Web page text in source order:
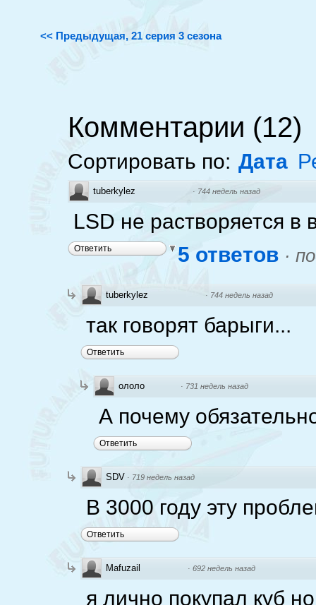
<< Предыдущая, 21 серия 3 сезона
Комментарии (12)
Сортировать по: Дата
tuberkylez · 744 недель назад
LSD не растворяется в
Ответить 5 ответов ·
tuberkylez · 744 недель назад
так говорят барыги...
Ответить
ололо · 731 недель назад
А почему
Ответить
SDV · 719 недель назад
В 3000 году эту
Ответить
Mafuzail · 692 недель назад
я лично покупал куб